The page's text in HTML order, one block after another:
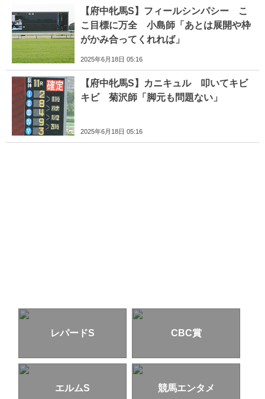
【府中牝馬S】フィールシンパシー こ
こ目標に万全 小島師「あとは展開や枠
がかみ合ってくれれば」
2025年6月18日 05:16
【府中牝馬S】カニキュル 叩いてキビ
キビ 菊沢師「脚元も問題ない」
2025年6月18日 05:16
レパードS CBC賞
エルムS 競馬エンタメ